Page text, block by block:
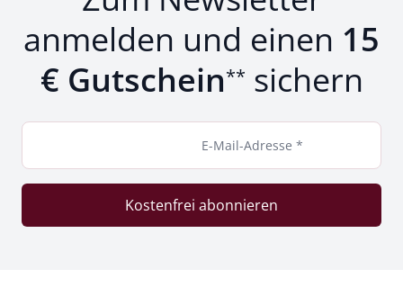
anmelden und einen 15
€ Gutschein** sichern
E-Mail-Adresse *
Kostenfrei abonnieren